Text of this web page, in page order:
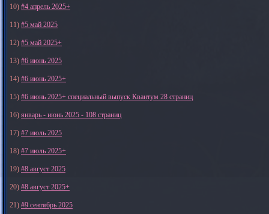
10) #4 апрель 2025+
11) #5 май 2025
12) #5 май 2025+
13) #6 июнь 2025
14) #6 июнь 2025+
15) #6 июнь 2025+ специальный выпуск Квантум 28 страниц
16) январь - июнь 2025 - 108 страниц
17) #7 июль 2025
18) #7 июль 2025+
19) #8 август 2025
20) #8 август 2025+
21) #9 сентябрь 2025